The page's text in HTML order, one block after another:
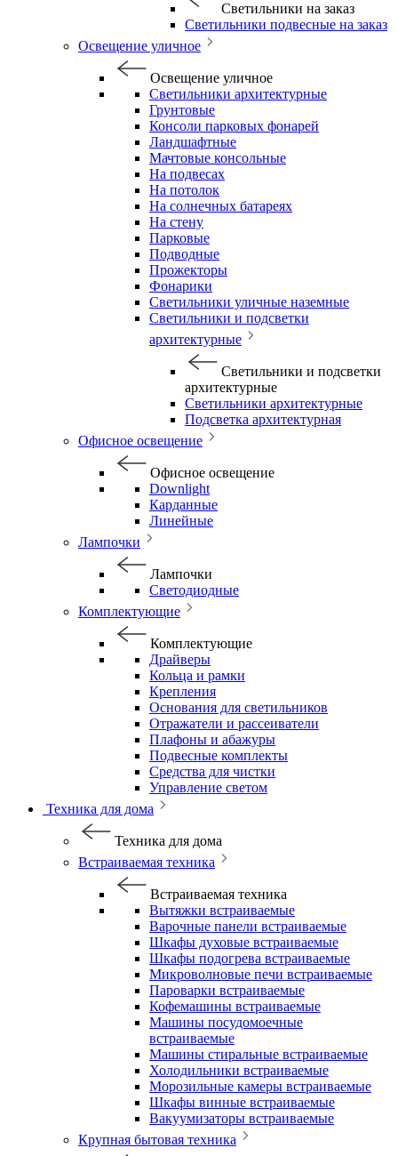
Светильники на заказ
Светильники подвесные на заказ
Освещение уличное
Освещение уличное
Светильники архитектурные
Грунтовые
Консоли парковых фонарей
Ландшафтные
Мачтовые консольные
На подвесах
На потолок
На солнечных батареях
На стену
Парковые
Подводные
Прожекторы
Фонарики
Светильники уличные наземные
Светильники и подсветки
архитектурные
Светильники и подсветки
архитектурные
Светильники архитектурные
Подсветка архитектурная
Офисное освещение
Офисное освещение
Downlight
Карданные
Линейные
Лампочки
Лампочки
Светодиодные
Комплектующие
Комплектующие
Драйверы
Кольца и рамки
Крепления
Основания для светильников
Отражатели и рассеиватели
Плафоны и абажуры
Подвесные комплекты
Средства для чистки
Управление светом
Техника для дома
Техника для дома
Встраиваемая техника
Встраиваемая техника
Вытяжки встраиваемые
Варочные панели встраиваемые
Шкафы духовые встраиваемые
Шкафы подогрева встраиваемые
Микроволновые печи встраиваемые
Пароварки встраиваемые
Кофемашины встраиваемые
Машины посудомоечные
встраиваемые
Машины стиральные встраиваемые
Холодильники встраиваемые
Морозильные камеры встраиваемые
Шкафы винные встраиваемые
Вакуумизаторы встраиваемые
Крупная бытовая техника